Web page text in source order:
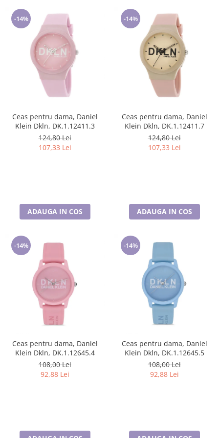
-14%
Ceas pentru dama, Daniel
Klein Dkln, DK.1.12411.3
124,80 Lei
107,33 Lei
ADAUGA IN COS
-14%
Ceas pentru dama, Daniel
Klein Dkln, DK.1.12411.7
124,80 Lei
107,33 Lei
ADAUGA IN COS
-14%
Ceas pentru dama, Daniel
Klein Dkln, DK.1.12645.4
108,00 Lei
92,88 Lei
-14%
Ceas pentru dama, Daniel
Klein Dkln, DK.1.12645.5
108,00 Lei
92,88 Lei